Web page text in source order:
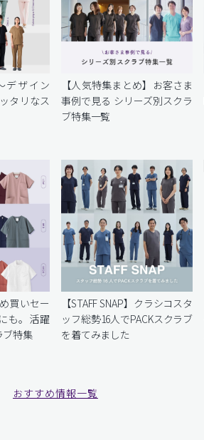
デザイン
タリなス
【人気特集まとめ】お客さま
事例で見る シリーズ別スクラ
ブ特集一覧
買いセー
も。活躍
ブ特集
【STAFF SNAP】クラシコスタ
ッフ総勢16人でPACKスクラブ
を着てみました
おすすめ情報一覧